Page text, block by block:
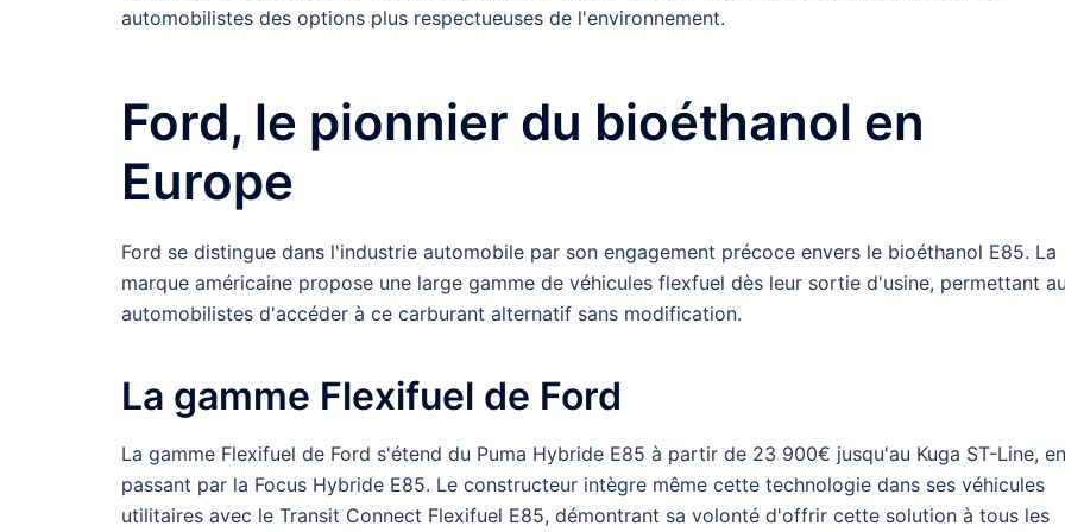
automobilistes des options plus respectueuses de l'environnement.
Ford, le pionnier du bioéthanol en
Europe
Ford se distingue dans l'industrie automobile par son engagement précoce envers le bioéthanol E85. La
marque américaine propose une large gamme de véhicules flexfuel dès leur sortie d'usine, permettant
automobilistes d'accéder à ce carburant alternatif sans modification.
La gamme Flexifuel de Ford
La gamme Flexifuel de Ford s'étend du Puma Hybride E85 à partir de 23 900€ jusqu'au Kuga ST-Line, en
passant par la Focus Hybride E85. Le constructeur intègre même cette technologie dans ses véhicules
utilitaires avec le Transit Connect Flexifuel E85, démontrant sa volonté d'offrir cette solution à tous les